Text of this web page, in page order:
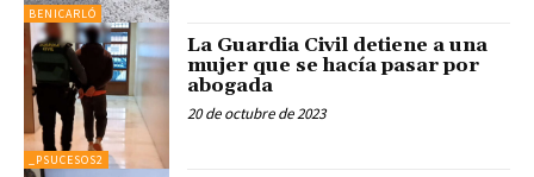
BENICARLÓ
_PSUCESOS2
La Guardia Civil detiene a una
mujer que se hacía pasar por
abogada
20 de octubre de 2023